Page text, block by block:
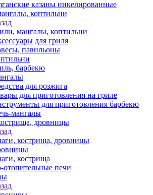
казаны никелированные
коптильни
мангалы, коптильни
для гриля
павильоны
барбекю
для розжига
для приготовления на гриле
для приготовления барбекю
мангалы
дровницы
кострища, дровницы
кострища
отопительные печи